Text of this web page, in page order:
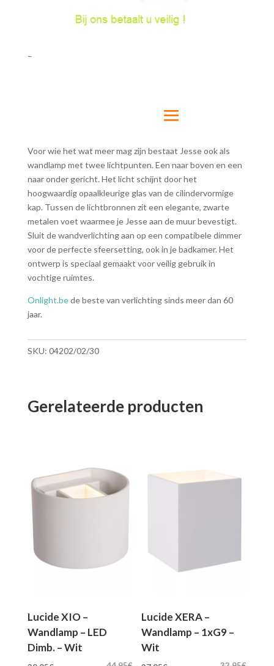
–
Voor wie het wat meer mag zijn bestaat Jesse ook als
wandlamp met twee lichtpunten. Een naar boven en een
naar onder gericht. Het licht schijnt door het
hoogwaardig opaalkleurige glas van de cilindervormige
kap. Tussen de lichtbronnen zit een elegante, zwarte
metalen voet waarmee je Jesse aan de muur bevestigt.
Sluit de wandverlichting aan op een compatibele dimmer
voor de perfecte sfeersetting, ook in je badkamer. Het
ontwerp is speciaal gemaakt voor veilig gebruik in
vochtige ruimtes.
Onlight.bede beste van verlichting sinds meer dan 60
jaar.
SKU: 04202/02/30
Gerelateerde producten
Lucide XIO –
Wandlamp – LED
Dimb. – Wit
Lucide XERA –
Wandlamp – 1xG9 –
Wit